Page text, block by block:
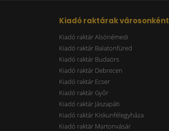
Kiadó raktárak városonként
Kiadó raktár Alsónémedi
Kiadó raktár Balatonfüred
Kiadó raktár Budaörs
Kiadó raktár Debrecen
Kiadó raktár Ecser
Kiadó raktár Győr
Kiadó raktár Jászapáti
Kiadó raktár Kiskunfélegyháza
Kiadó raktár Martonvásár